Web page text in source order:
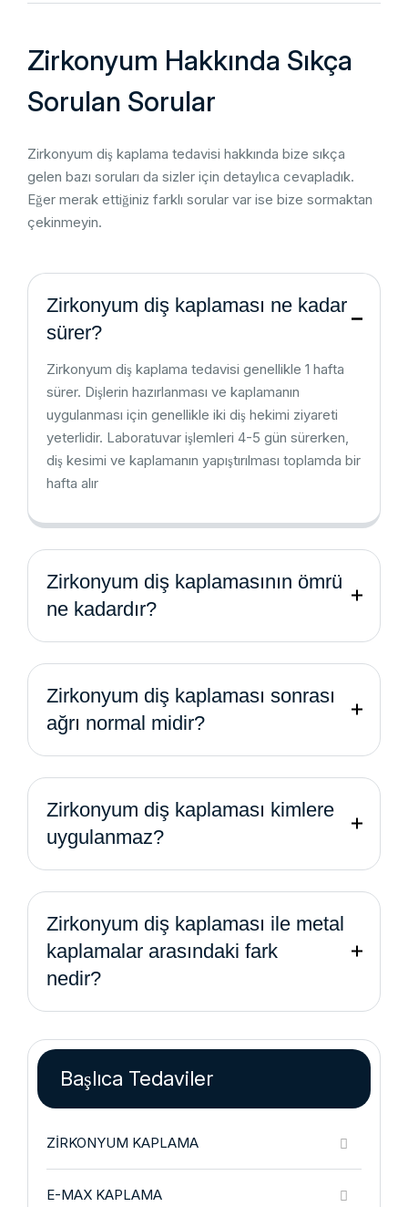
Zirkonyum Hakkında Sıkça
Sorulan Sorular
Zirkonyum diş kaplama tedavisi hakkında bize sıkça
gelen bazı soruları da sizler için detaylıca cevapladık.
Eğer merak ettiğiniz farklı sorular var ise bize sormaktan
çekinmeyin.
Zirkonyum diş kaplaması ne kadar
sürer?
Zirkonyum diş kaplama tedavisi genellikle 1 hafta
sürer. Dişlerin hazırlanması ve kaplamanın
uygulanması için genellikle iki diş hekimi ziyareti
yeterlidir. Laboratuvar işlemleri 4-5 gün sürerken,
diş kesimi ve kaplamanın yapıştırılması toplamda bir
hafta alır
Zirkonyum diş kaplamasının ömrü
ne kadardır?
Zirkonyum diş kaplaması sonrası
ağrı normal midir?
Zirkonyum diş kaplaması kimlere
uygulanmaz?
Zirkonyum diş kaplaması ile metal
kaplamalar arasındaki fark
nedir?
Başlıca Tedaviler
ZIRKONYUM KAPLAMA
E-MAX KAPLAMA